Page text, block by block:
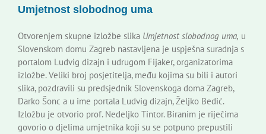
Korisne informacije
Umjetnost slobodnog uma
Otvorenjem skupne izložbe slika Umjetnost slobodnog uma, u
Slovenskom domu Zagreb nastavljena je uspješna suradnja s
portalom Ludvig dizajn i udrugom Fijaker, organizatorima
izložbe. Veliki broj posjetitelja, među kojima su bili i autori
slika, pozdravili su predsjednik Slovenskoga doma Zagreb,
Darko Šonc a u ime portala Ludvig dizajn, Željko Bedić.
Izložbu je otvorio prof. Nedeljko Tintor. Biranim je riječima
govorio o djelima umjetnika koji su se potpuno prepustili